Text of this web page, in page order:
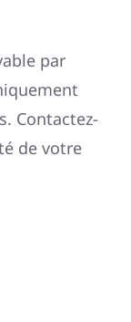
par
Contactez-
de votre